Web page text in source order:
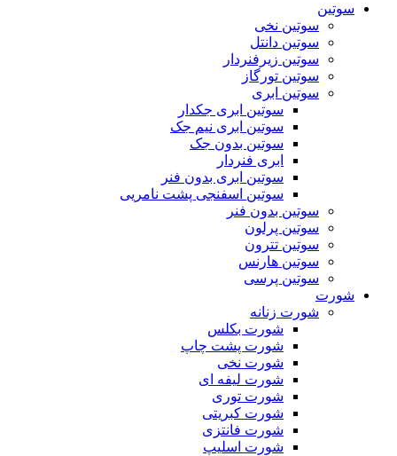
سوتین
سوتین نخی
سوتین دانتل
سوتین زیرفنردار
سوتین تورگاز
سوتین ابری
سوتین ابری جکدار
سوتین ابری نیم جک
سوتین بدون جک
ابری فنردار
سوتین ابری بدون فنر
سوتین اسفنجی پشت نامریی
سوتین بدون فنر
سوتین پرلون
سوتین تترون
سوتین هارنس
سوتین پرسی
شورت
شورت زنانه
شورت بکلس
شورت پشت چاپ
شورت نخی
شورت لیفه ای
شورت توری
شورت کبریتی
شورت فانتزی
شورت اسلیپ